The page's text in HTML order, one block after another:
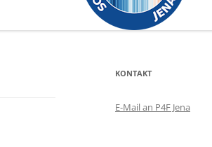
KONTAKT
E-Mail an P4F Jena